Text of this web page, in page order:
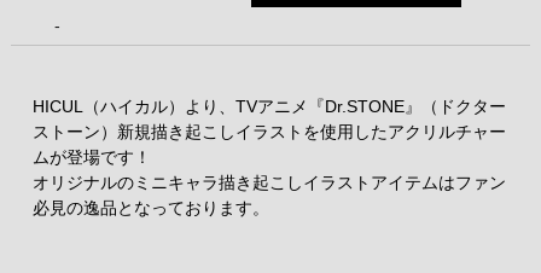
-
HICUL（ハイカル）より、TVアニメ『Dr.STONE』（ドクター
ストーン）新規描き起こしイラストを使用したアクリルチャー
ムが登場です！
オリジナルのミニキャラ描き起こしイラストアイテムはファン
必見の逸品となっております。